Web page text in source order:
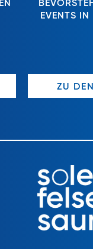
EVENTS IN
ZU